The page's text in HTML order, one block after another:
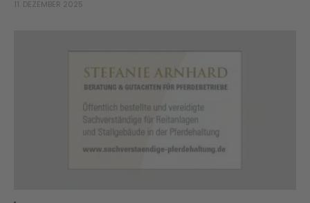
11. DEZEMBER 2025